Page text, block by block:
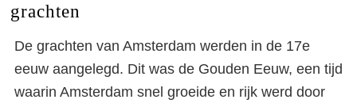
grachten
De grachten van Amsterdam werden in de 17e
eeuw aangelegd. Dit was de Gouden Eeuw, een tijd
waarin Amsterdam snel groeide en rijk werd door